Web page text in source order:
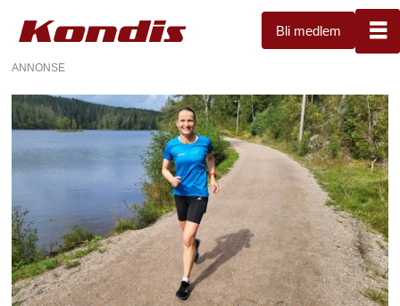
Bli medlem
ANNONSE